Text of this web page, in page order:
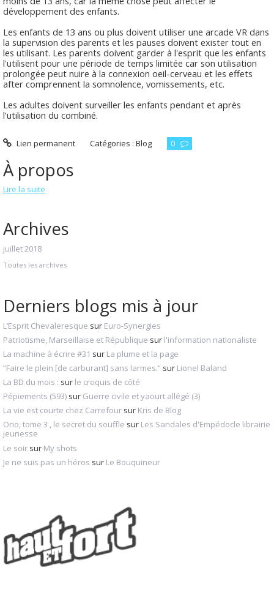
développement des enfants.
Les enfants de 13 ans ou plus doivent utiliser une arcade VR dans
la supervision des parents et les pauses doivent exister tout en
les utilisant. Les parents doivent garder à l'esprit que les enfants
l'utilisent pour une période de temps limitée car son utilisation
prolongée peut nuire à la connexion oeil-cerveau et les effets
after comprennent la somnolence, vomissements, etc.
Les adultes doivent surveiller les enfants pendant et après
l'utilisation du combiné.
Lien permanent Catégories :Blog 0
À propos
Lire la suite
Archives
juillet 2018
Toutes les archives
Derniers blogs mis à jour
L’Esprit Chevaleresque sur Euro-Synergies
Patriotisme, Marseillaise et République sur l'information nationaliste
La machine à écrire #31 sur La plume et la page
”Faire le plein [de carburant] sans larmes.” sur Lionel Baland
La BD du mois : sur le croquis de côté
Pépiements (593) sur Guerre civile et yaourt allégé (3)
La vie est courte chez Carrefour sur Kris de Blog
Ono, tome 3 , le secret du souffle sur Les Sandales d'Empédocle librairie
jeunesse
Le soir sur My shots
Je ne suis pas un héros sur Le Bouquineur